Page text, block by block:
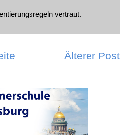
vertraut.
Älterer Post